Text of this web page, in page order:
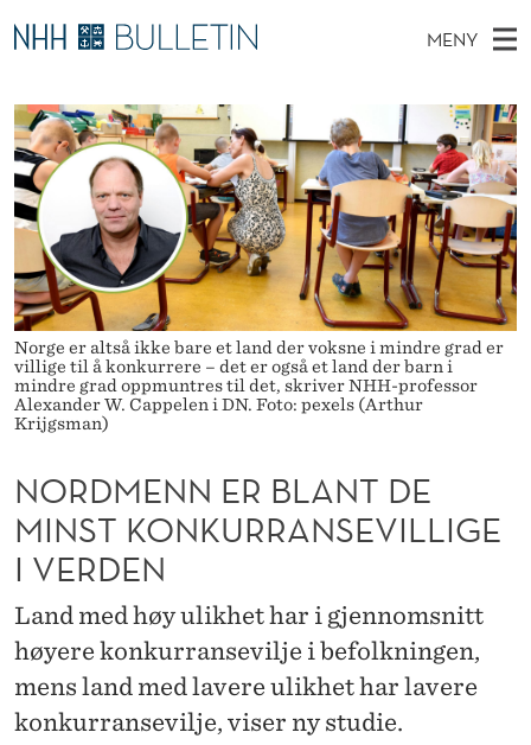
N
O
R
D
M
E
N
N
E
R
L
A
N
T
D
E
MENY
O
V
E
D
E
N
Y
Ø
K
I
N
E
T
T
S
D
E
T
Stipendiater og nye forskerprofiler
Disputaser
Ekspertutvalg
Om Bulletin
Norge er altså ikke bare et land der voksne i mindre grad er
villige til å konkurrere – det er også et land der barn i
mindre grad oppmuntres til det, skriver NHH-professor
Alexander W. Cappelen i DN. Foto: pexels (Arthur
Krijgsman)
NORDMENN ER BLANT DE
MINST KONKURRANSEVILLIGE
I VERDEN
Land med høy ulikhet har i gjennomsnitt
høyere konkurransevilje i befolkningen,
mens land med lavere ulikhet har lavere
konkurransevilje, viser ny studie.